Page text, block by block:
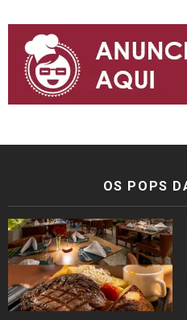
OS POPS